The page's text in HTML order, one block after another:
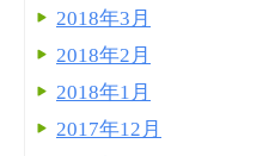
2018年3月
2018年2月
2018年1月
2017年12月